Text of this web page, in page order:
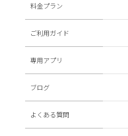
料金プラン
ご利用ガイド
専用アプリ
ブログ
よくある質問